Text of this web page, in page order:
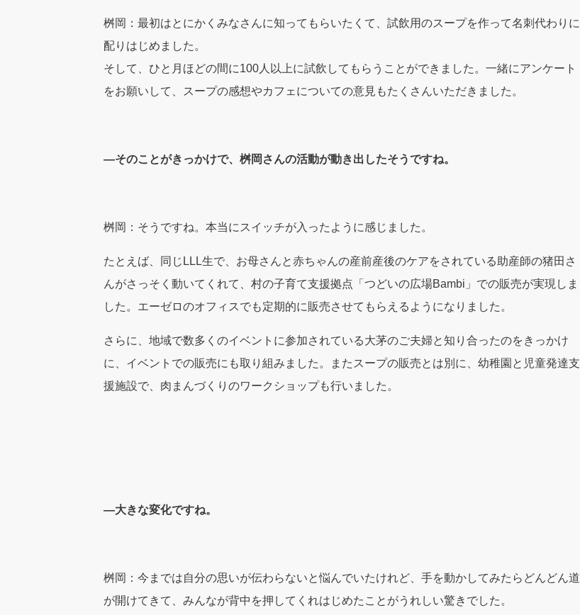
桝岡：最初はとにかくみなさんに知ってもらいたくて、試飲用のスープを作って名刺代わりに
配りはじめました。
そして、ひと月ほどの間に100人以上に試飲してもらうことができました。一緒にアンケート
をお願いして、スープの感想やカフェについての意見もたくさんいただきました。
―そのことがきっかけで、桝岡さんの活動が動き出したそうですね。
桝岡：そうですね。本当にスイッチが入ったように感じました。
たとえば、同じLLL生で、お母さんと赤ちゃんの産前産後のケアをされている助産師の猪田さ
んがさっそく動いてくれて、村の子育て支援拠点「つどいの広場Bambi」での販売が実現しま
した。エーゼロのオフィスでも定期的に販売させてもらえるようになりました。
さらに、地域で数多くのイベントに参加されている大茅のご夫婦と知り合ったのをきっかけ
に、イベントでの販売にも取り組みました。またスープの販売とは別に、幼稚園と児童発達支
援施設で、肉まんづくりのワークショップも行いました。
―大きな変化ですね。
桝岡：今までは自分の思いが伝わらないと悩んでいたけれど、手を動かしてみたらどんどん道
が開けてきて、みんなが背中を押してくれはじめたことがうれしい驚きでした。